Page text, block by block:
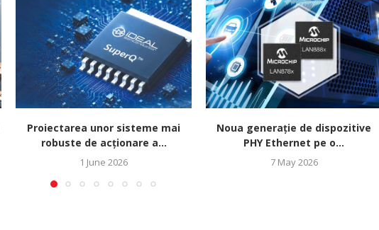
Proiectarea unor sisteme mai
robuste de acționare a...
1 June 2026
Noua generație de dispozitive
PHY Ethernet pe o...
7 May 2026